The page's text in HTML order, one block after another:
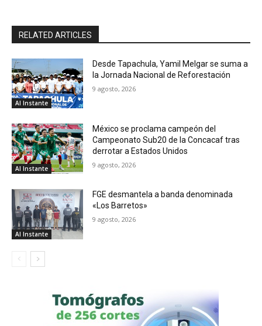
RELATED ARTICLES
Al Instante
Desde Tapachula, Yamil Melgar se suma a
la Jornada Nacional de Reforestación
9 agosto, 2026
Al Instante
México se proclama campeón del
Campeonato Sub20 de la Concacaf tras
derrotar a Estados Unidos
9 agosto, 2026
Al Instante
FGE desmantela a banda denominada
«Los Barretos»
9 agosto, 2026